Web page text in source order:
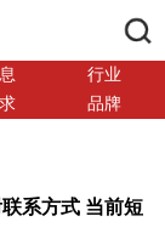
行业
品牌
系方式 当前短